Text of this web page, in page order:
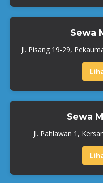
Sewa
Jl. Pisang 19-29,
Sewa
Jl. Pahlawan 1,